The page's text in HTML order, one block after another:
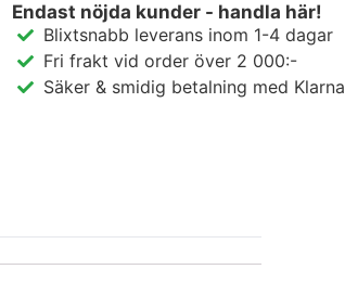
Endast nöjda kunder - handla här!
Blixtsnabb leverans inom 1-4 dagar
Fri frakt vid order över 2 000:-
Säker & smidig betalning med Klarna